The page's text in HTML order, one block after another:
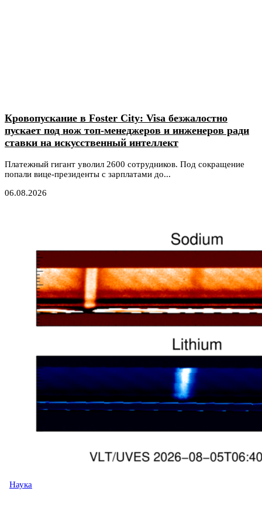
Кровопускание в Foster City: Visa безжалостно
пускает под нож топ-менеджеров и инженеров ради
ставки на искусственный интеллект
Платежный гигант уволил 2600 сотрудников. Под сокращение
попали вице-президенты с зарплатами до...
06.08.2026
Наука